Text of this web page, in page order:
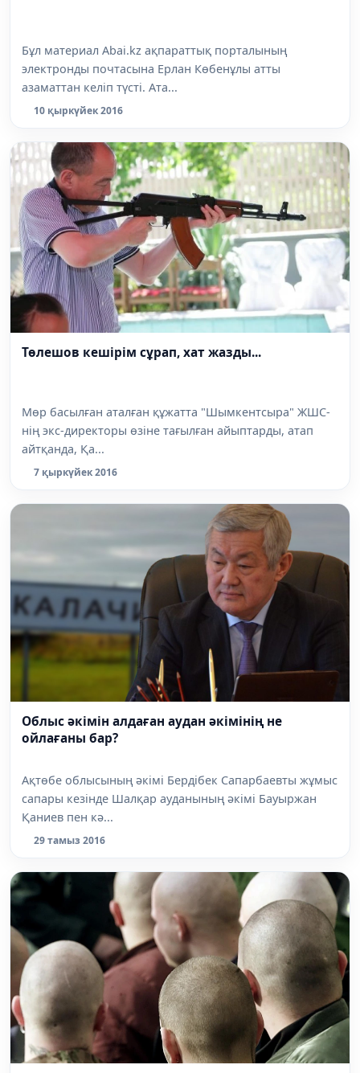
Бұл материал Abai.kz ақпараттық порталының
электронды почтасына Ерлан Көбенұлы атты
азаматтан келіп түсті. Ата...
10 қыркүйек 2016
Төлешов кешірім сұрап, хат жазды...
Мөр басылған аталған құжатта "Шымкентсыра" ЖШС-
нің экс-директоры өзіне тағылған айыптарды, атап
айтқанда, Қа...
7 қыркүйек 2016
Облыс әкімін алдаған аудан әкімінің не
ойлағаны бар?
Ақтөбе облысының әкімі Бердібек Сапарбаевты жұмыс
сапары кезінде Шалқар ауданының әкімі Бауыржан
Қаниев пен кә...
29 тамыз 2016